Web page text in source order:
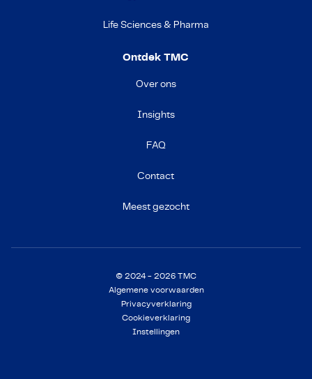
Life Sciences & Pharma
Ontdek TMC
Over ons
Insights
FAQ
Contact
Meest gezocht
© 2024 - 2026 TMC
Algemene voorwaarden
Privacyverklaring
Cookieverklaring
Instellingen